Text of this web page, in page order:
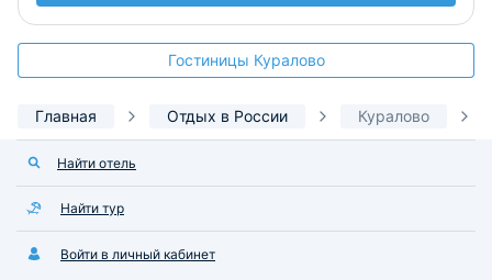
Гостиницы Куралово
Главная Отдых в России Куралово
Найти отель
Найти тур
Войти в личный кабинет